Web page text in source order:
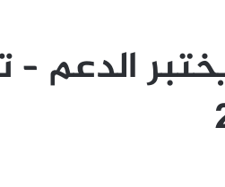
يختبر الدعم